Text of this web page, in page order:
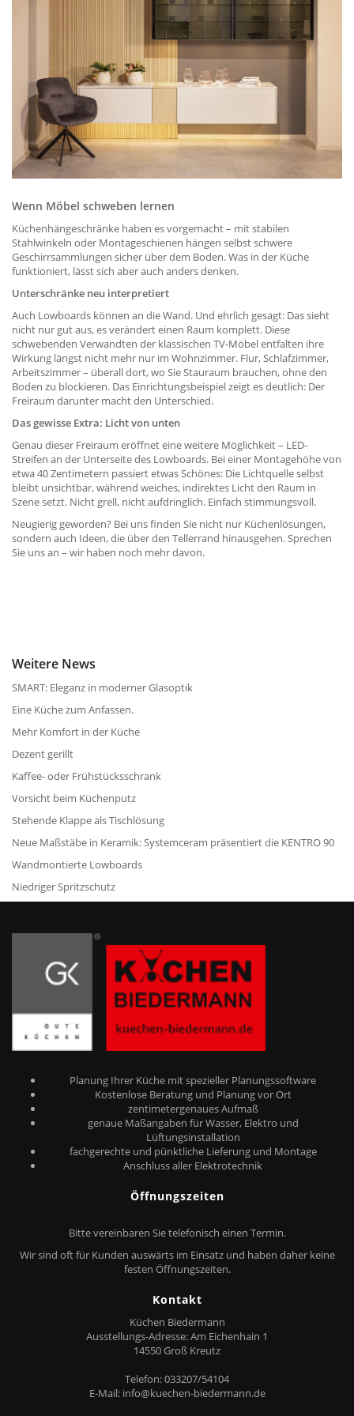
Wenn Möbel schweben lernen
Küchenhängeschränke haben es vorgemacht – mit stabilen
Stahlwinkeln oder Montageschienen hängen selbst schwere
Geschirrsammlungen sicher über dem Boden. Was in der Küche
funktioniert, lässt sich aber auch anders denken.
Unterschränke neu interpretiert
Auch Lowboards können an die Wand. Und ehrlich gesagt: Das sieht
nicht nur gut aus, es verändert einen Raum komplett. Diese
schwebenden Verwandten der klassischen TV-Möbel entfalten ihre
Wirkung längst nicht mehr nur im Wohnzimmer. Flur, Schlafzimmer,
Arbeitszimmer – überall dort, wo Sie Stauraum brauchen, ohne den
Boden zu blockieren. Das Einrichtungsbeispiel zeigt es deutlich: Der
Freiraum darunter macht den Unterschied.
Das gewisse Extra: Licht von unten
Genau dieser Freiraum eröffnet eine weitere Möglichkeit – LED-
Streifen an der Unterseite des Lowboards. Bei einer Montagehöhe von
etwa 40 Zentimetern passiert etwas Schönes: Die Lichtquelle selbst
bleibt unsichtbar, während weiches, indirektes Licht den Raum in
Szene setzt. Nicht grell, nicht aufdringlich. Einfach stimmungsvoll.
Neugierig geworden? Bei uns finden Sie nicht nur Küchenlösungen,
sondern auch Ideen, die über den Tellerrand hinausgehen. Sprechen
Sie uns an – wir haben noch mehr davon.
Weitere News
SMART: Eleganz in moderner Glasoptik
Eine Küche zum Anfassen.
Mehr Komfort in der Küche
Dezent gerillt
Kaffee- oder Frühstücksschrank
Vorsicht beim Küchenputz
Stehende Klappe als Tischlösung
Neue Maßstäbe in Keramik: Systemceram präsentiert die KENTRO 90
Wandmontierte Lowboards
Niedriger Spritzschutz
Planung Ihrer Küche mit spezieller Planungssoftware
Kostenlose Beratung und Planung vor Ort
zentimetergenaues Aufmaß
genaue Maßangaben für Wasser, Elektro und
Lüftungsinstallation
fachgerechte und pünktliche Lieferung und Montage
Anschluss aller Elektrotechnik
Öffnungszeiten
Bitte vereinbaren Sie telefonisch einen Termin.
Wir sind oft für Kunden auswärts im Einsatz und haben daher keine
festen Öffnungszeiten.
Kontakt
Küchen Biedermann
Ausstellungs-Adresse: Am Eichenhain 1
14550 Groß Kreutz
Telefon: 033207/54104
E-Mail: info@kuechen-biedermann.de